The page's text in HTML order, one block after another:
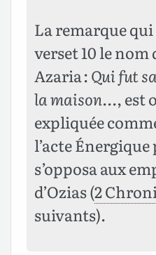
La remarque
verset 10 le nom
Azaria :Qui fut
la maison…, est
expliquée
l’acte
s’opposa aux
d’Ozias (2
suivants).